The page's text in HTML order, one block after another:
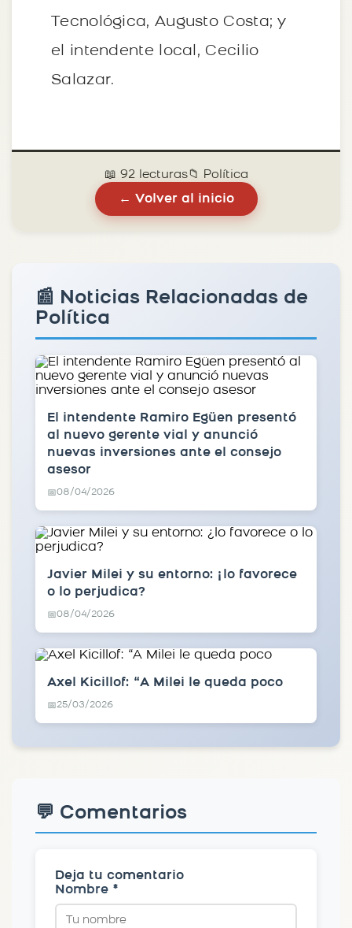
Tecnológica, Augusto Costa; y
el intendente local, Cecilio
Salazar.
📖 92 lecturas📁 Política
← Volver al inicio
📰 Noticias Relacionadas de
Política
El intendente Ramiro Egüen presentó
al nuevo gerente vial y anunció
nuevas inversiones ante el consejo
asesor
📅08/04/2026
Javier Milei y su entorno: ¿lo favorece
o lo perjudica?
📅08/04/2026
Axel Kicillof: “A Milei le queda poco
📅25/03/2026
💬 Comentarios
Deja tu comentario
Nombre *